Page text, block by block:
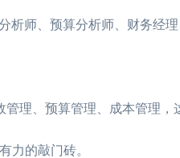
析师、预算分析师、财务经
管理、预算管理、成本管理
力的敲门砖。